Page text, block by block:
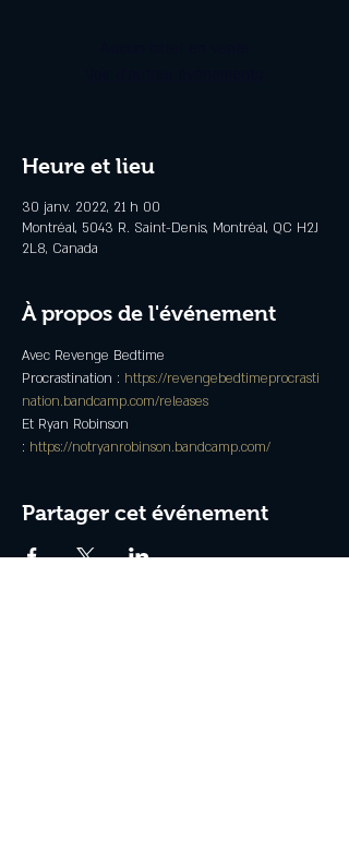
Heure et lieu
30 janv. 2022, 21 h 00
Montréal, 5043 R. Saint-Denis, Montréal, QC H2J
2L8, Canada
À propos de l'événement
Avec Revenge Bedtime
Procrastination : https://revengebedtimeprocrasti
nation.bandcamp.com/releases
Et Ryan Robinson
: https://notryanrobinson.bandcamp.com/
Partager cet événement